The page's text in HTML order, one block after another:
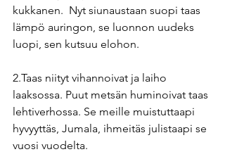
kukkanen.  Nyt siunaustaan suopi taas
lämpö auringon, se luonnon uudeks
luopi, sen kutsuu elohon.
2.Taas niityt vihannoivat ja laiho
laaksossa. Puut metsän huminoivat taas
lehtiverhossa. Se meille muistuttaapi
hyvyyttäs, Jumala, ihmeitäs julistaapi se
vuosi vuodelta.